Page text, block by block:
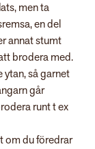
men ta
en del
annat stumt
brodera med.
ytan, så garnet
går
runt t ex
om du föredrar